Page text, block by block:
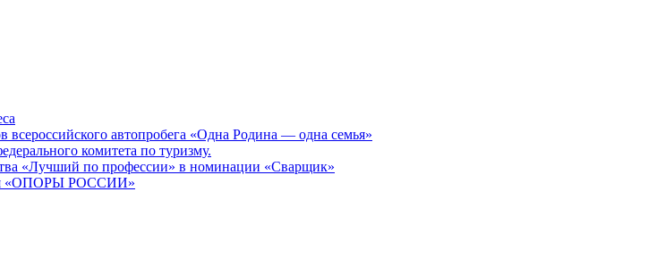
автопробега «Одна Родина — одна семья»
комитета по туризму.
«Лучший по профессии» в номинации «Сварщик»
«ОПОРЫ РОССИИ»